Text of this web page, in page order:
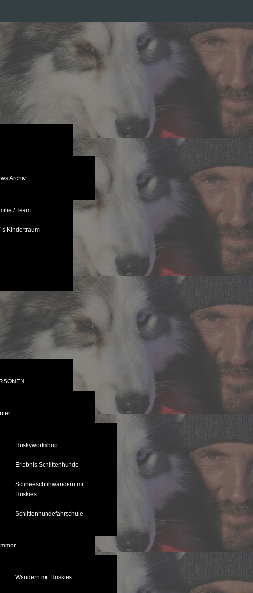
Archiv
/ Team
Kindertraum
Huskyworkshop
Erlebnis Schlittenhunde
Schneeschuhwandern mit
Huskies
Schlittenhundefahrschule
Wandern mit Huskies